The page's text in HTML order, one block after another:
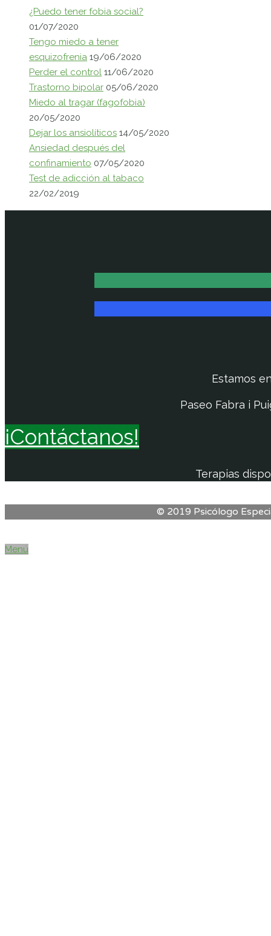
¿Puedo tener fobia social?
01/07/2020
Tengo miedo a tener
esquizofrenia 19/06/2020
Perder el control 11/06/2020
Trastorno bipolar 05/06/2020
Miedo al tragar (fagofobia)
20/05/2020
Dejar los ansiolíticos 14/05/2020
Ansiedad después del
confinamiento 07/05/2020
Test de adicción al tabaco
22/02/2019
Estamos
Paseo Fabra i
¡Contáctanos!
Terapias
© 2019 Psicólogo
Menú